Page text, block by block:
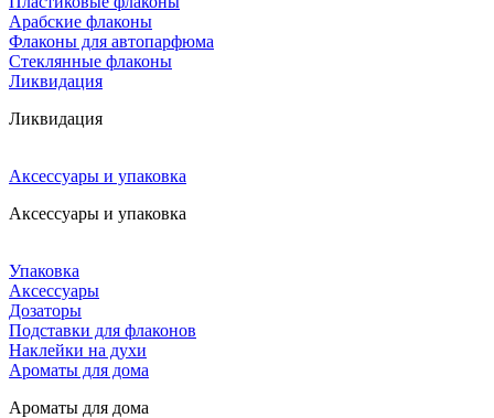
Арабские флаконы
Флаконы для автопарфюма
Стеклянные флаконы
Ликвидация
Ликвидация
Аксессуары и упаковка
Аксессуары и упаковка
Упаковка
Аксессуары
Дозаторы
Подставки для флаконов
Наклейки на духи
Ароматы для дома
Ароматы для дома